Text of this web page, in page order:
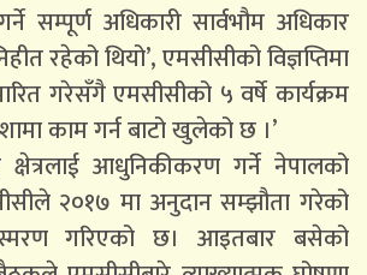
सम्पूर्ण अधिकारी सार्वभौम अधिकार
रहेको थियो’, एमसीसीको विज्ञप्तिमा
गरेसँगै एमसीसीको ५ वर्षे कार्यक्रम
काम गर्न बाटो खुलेको छ ।’
क्षेत्रलाई आधुनिकीकरण गर्ने नेपालको
२०१७ मा अनुदान सम्झौता गरेको
स्मरण गरिएको छ। आइतबार बसेको